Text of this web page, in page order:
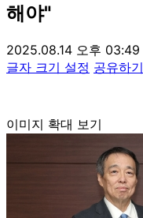
해야"
2025.08.14 오후 03:49
글자 크기 설정 공유하기
이미지 확대 보기